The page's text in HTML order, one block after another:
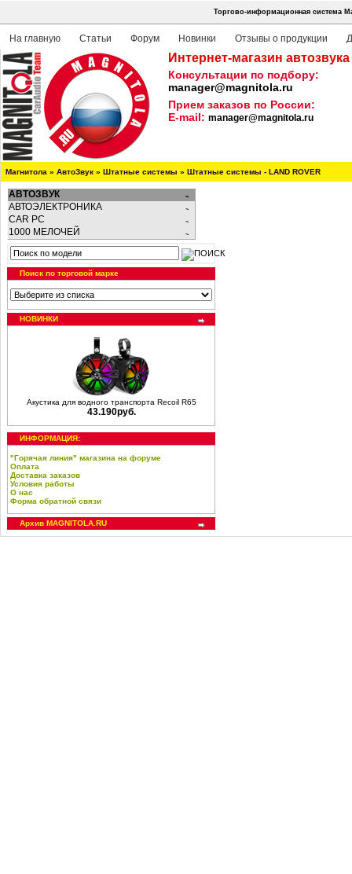
Торгово-информационная система
На главную Статьи Форум Новинки Отзывы о продукции
Интернет-магазин
Консультации по подбору:
manager@magnitola.ru
Прием заказов по России:
E-mail: manager@magnitola.ru
Магнитола » АвтоЗвук » Штатные системы » Штатные системы - LAND ROVER
АВТОЗВУК
АВТОЭЛЕКТРОНИКА
CAR PC
1000 МЕЛОЧЕЙ
Поиск по торговой марке
НОВИНКИ
Акустика для водного транспорта Recoil R65
43.190руб.
ИНФОРМАЦИЯ:
"Горячая линия" магазина на форуме
Оплата
Доставка заказов
Условия работы
О нас
Форма обратной связи
Архив MAGNITOLA.RU